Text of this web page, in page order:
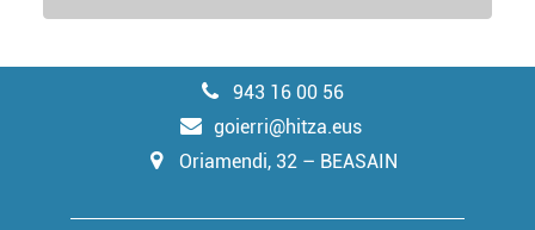
943 16 00 56
goierri@hitza.eus
Oriamendi, 32 – BEASAIN